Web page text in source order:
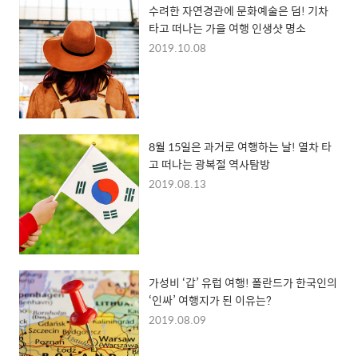
수려한 자연경관에 문화예술은 덤! 기차
타고 떠나는 가을 여행 인생샷 명소
2019.10.08
8월 15일은 과거로 여행하는 날! 열차 타
고 떠나는 광복절 역사탐방
2019.08.13
가성비 ‘갑’ 유럽 여행! 폴란드가 한국인의
‘인싸’ 여행지가 된 이유는?
2019.08.09